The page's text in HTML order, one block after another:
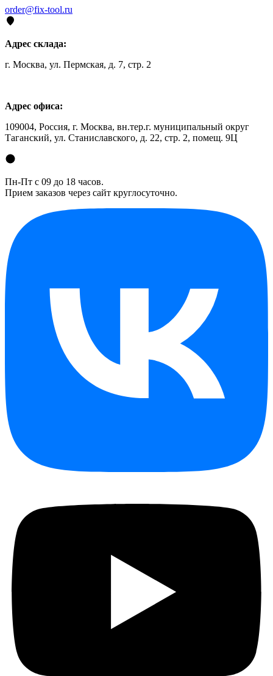
order@fix-tool.ru
Адрес склада:
г. Москва, ул. Пермская, д. 7, стр. 2
Адрес офиса:
109004, Россия, г. Москва, вн.тер.г. муниципальный округ
Таганский, ул. Станиславского, д. 22, стр. 2, помещ. 9Ц
Пн-Пт с 09 до 18 часов.
Прием заказов через сайт круглосуточно.